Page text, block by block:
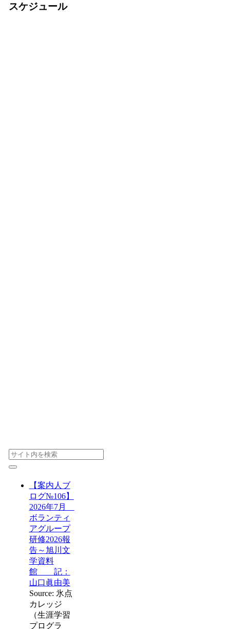
スケジュール
【案内人ブ
ログ№106】
2026年7月
ボランティ
アグループ
研修2026報
告～旭川文
学資料
館 記：
山口眞由美
Source: 氷点
カレッジ
（生涯学習
プログラ